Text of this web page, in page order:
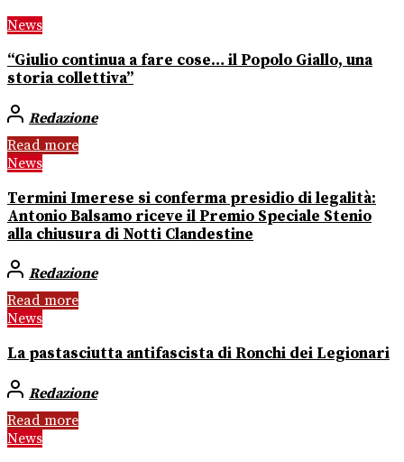
News
“Giulio continua a fare cose… il Popolo Giallo, una
storia collettiva”
Redazione
Read more
News
Termini Imerese si conferma presidio di legalità:
Antonio Balsamo riceve il Premio Speciale Stenio
alla chiusura di Notti Clandestine
Redazione
Read more
News
La pastasciutta antifascista di Ronchi dei Legionari
Redazione
Read more
News